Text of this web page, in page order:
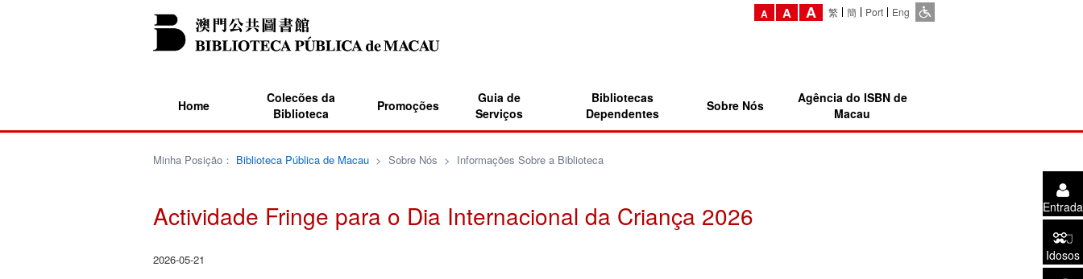
A A A 繁 簡 Port Eng
Home
Colecões da
Biblioteca
Promoções
Guia de
Serviços
Bibliotecas
Dependentes
Sobre Nós
Agência do ISBN de
Macau
Entrada
Idosos
Minha Posição： Biblioteca Pública de Macau> Sobre Nós > Informações Sobre a Biblioteca
Actividade Fringe para o Dia Internacional da Criança 2026
2026-05-21